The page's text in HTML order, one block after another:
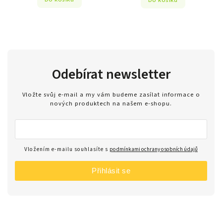
Odebírat newsletter
Vložte svůj e-mail a my vám budeme zasílat informace o
nových produktech na našem e-shopu.
Vložením e-mailu souhlasíte s podmínkami ochrany osobních údajů
Přihlásit se